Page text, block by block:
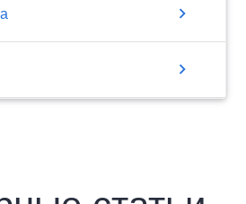
chevron_right
chevron_right